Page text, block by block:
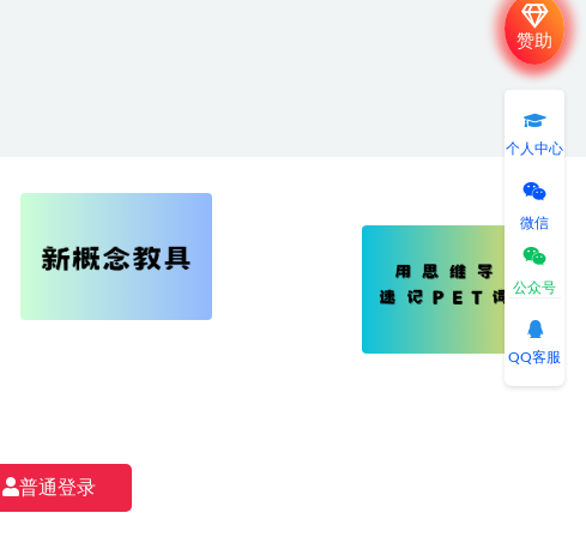
| 湘公网安备 43040802000191号
赞助
个人中心
微信
公众号
QQ客服
普通登录